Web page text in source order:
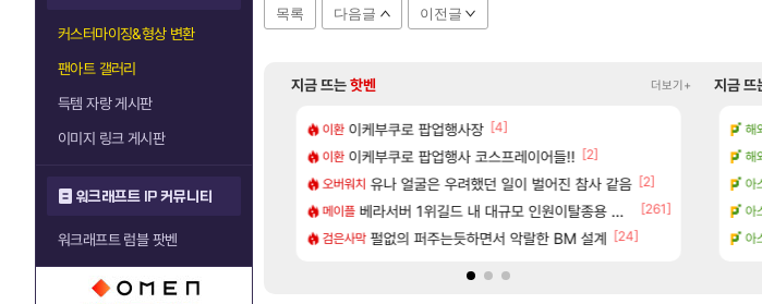
커스터마이징&형상 변환
팬아트 갤러리
득템 자랑 게시판
이미지 링크 게시판
워크래프트 IP 커뮤니티
워크래프트 럼블 팟벤
목록 다음글 이전글
지금 뜨는핫벤 더보기+
세, 수정, 유물, 외형, 물약 요약
밌게 까네 [57]
이환 이케부쿠로 팝업행사장 [4]
이환 이케부쿠로 팝업행사 코스프레이어들!! [2]
오버워치 유나 얼굴은 우려했던 일이 벌어진 참사 같음 [2]
메이플 베라서버 1위길드 내 대규모 인원이탈종용 추정사건
[261]
검은사막 펄없의 퍼주는듯하면서 악랄한 BM 설계 [24]
오버
와우
SOL
오버
메이플
지금 뜨
해수욕장
리트 골렘 위치 공략 (30개) - 방랑 결투가
차벤 아반테 2.0 자연흡기? [1]
비스트 모든 요리/작물 책 획득 위치 공략 (36개) - 미식가 도전과제
섭컬겜 무한대 아난타 유출과 앞으로의 예상 (루머)
PV 라스트 에포크 시즌5 - 서리화신의 분노 티저
해외겜 ‘GTA 6’ 예판 흥행…테이크투 “내부 예상 크게 넘어”
해
해
아
아
아